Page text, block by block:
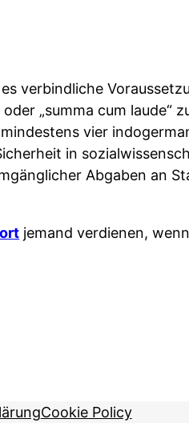
verbindliche
„summa cum laude“
vier
in
Abgaben an
jemand verdienen,
Cookie Policy